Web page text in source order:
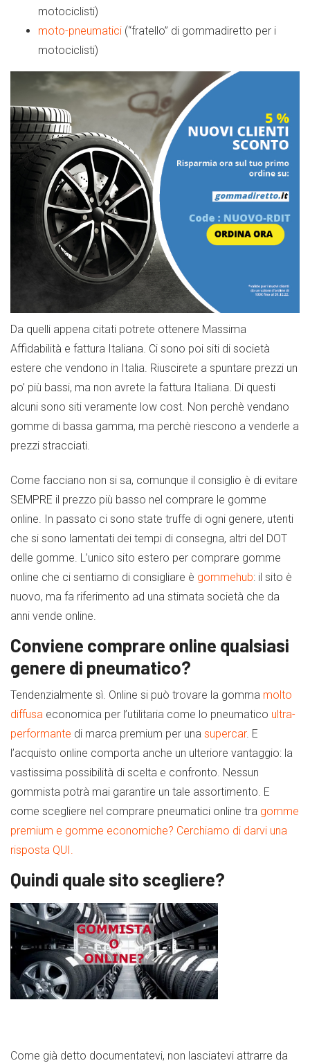
motociclisti)
moto-pneumatici (“fratello” di gommadiretto per i
motociclisti)
Da quelli appena citati potrete ottenere Massima
Affidabilità e fattura Italiana. Ci sono poi siti di società
estere che vendono in Italia. Riuscirete a spuntare prezzi un
po’ più bassi, ma non avrete la fattura Italiana. Di questi
alcuni sono siti veramente low cost. Non perchè vendano
gomme di bassa gamma, ma perchè riescono a venderle a
prezzi stracciati.
Come facciano non si sa, comunque il consiglio è di evitare
SEMPRE il prezzo più basso nel comprare le gomme
online. In passato ci sono state truffe di ogni genere, utenti
che si sono lamentati dei tempi di consegna, altri del DOT
delle gomme. L’unico sito estero per comprare gomme
online che ci sentiamo di consigliare è gommehub: il sito è
nuovo, ma fa riferimento ad una stimata società che da
anni vende online.
Conviene comprare online qualsiasi
genere di pneumatico?
Tendenzialmente sì. Online si può trovare la gomma molto
diffusa economica per l’utilitaria come lo pneumatico ultra-
performante di marca premium per una supercar. E
l’acquisto online comporta anche un ulteriore vantaggio: la
vastissima possibilità di scelta e confronto. Nessun
gommista potrà mai garantire un tale assortimento. E
come scegliere nel comprare pneumatici online tra gomme
premium e gomme economiche? Cerchiamo di darvi una
risposta QUI.
Quindi quale sito scegliere?
Come già detto documentatevi, non lasciatevi attrarre da